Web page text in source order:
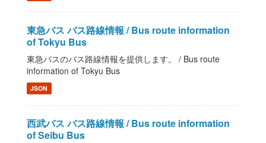
東急バス バス路線情報 / Bus route information
of Tokyu Bus
東急バスのバス路線情報を提供します。 / Bus route
information of Tokyu Bus
JSON
西武バス バス路線情報 / Bus route information
of Seibu Bus